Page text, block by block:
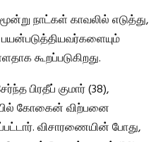
நாட்கள் காவலில் எடுத்து,
கூறப்படுகிறது.
பிரதீப் குமார் (38),
கோகைன் விற்பனை
விசாரணையின் போது,